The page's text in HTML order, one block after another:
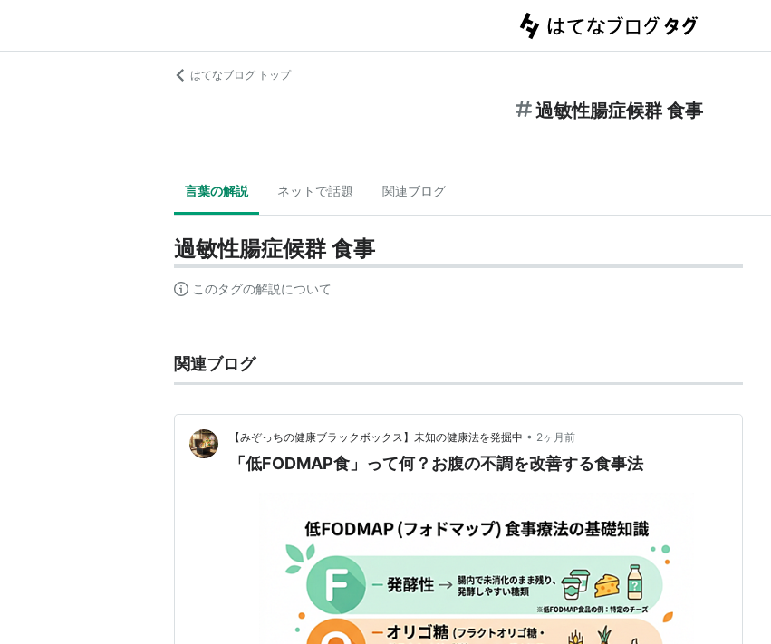
はてなブログ トップ
過敏性腸症候群 食事
言葉の解説 ネットで話題 関連ブログ
過敏性腸症候群 食事
このタグの解説について
関連ブログ
【みぞっちの健康ブラックボックス】未知の健康法を発掘中 • 2ヶ月前
「低FODMAP食」って何？お腹の不調を改善する食事法